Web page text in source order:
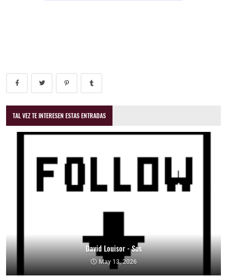
TAL VEZ TE INTERESEN ESTAS ENTRADAS
David Louisor - Sos
May 13, 2026